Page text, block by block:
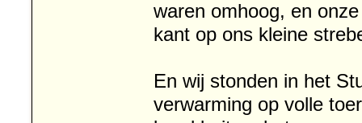
waren omhoog, en
kant op ons kleine
En wij stonden in het
verwarming op volle